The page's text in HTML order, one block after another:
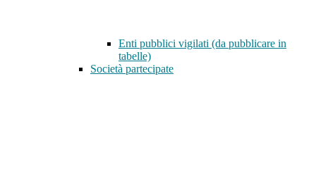
Enti pubblici vigilati (da pubblicare in
tabelle)
Società partecipate